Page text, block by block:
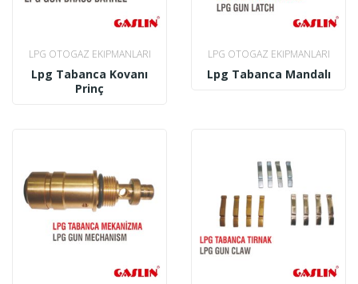
LPG OTOGAZ EKIPMANLARI
Lpg Tabanca Kovanı
Prinç
LPG OTOGAZ EKIPMANLARI
Lpg Tabanca Mandalı